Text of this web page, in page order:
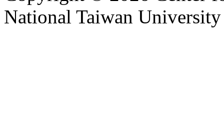
National Taiwan University